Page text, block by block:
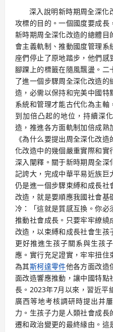
深入說明新時期周全深化
攻標的目的。一個國度要成
新時期周全深化改造的總體
會主義軌制、推動國度管理
座們停止了原地踏步，他們
腳踝上的標籤在隨風飄盪。二
了進一個步驟周全深化改造
造，必需以保持和完美中國特
系統和管理才能古代化為主
到加倍凸起的地位，持續深
造，推進各方面軌制加倍成熟
《為什么要提出周全深化改
化改造中的幾個嚴重實際和實
深入闡釋。關于新時期周全
記誇大，完成中華平易近族
仍是進一個步驟束縛和成長
改造，就是要順應我國社會
冷：「這就是質感互換。你
推動社會成長。只要牢牢繚
改造，以束縛和成長社會生
更好推進生孩子關系與生孩
應。實行充足證實，牢牢扭
為其斯柯達零件他各方面改造
面改造響應推動，讓中國特
長。2023年7月以來，習近平
廣西等地考核調研時提出并
力。生孩子力是人類社會成
遷和政治變更的最終緣由。